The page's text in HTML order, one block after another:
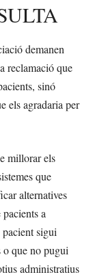
demanen
reclamació que
sinó
els agradaria per
millorar els
que
alternatives
a
sigui
o que no pugui
administratius